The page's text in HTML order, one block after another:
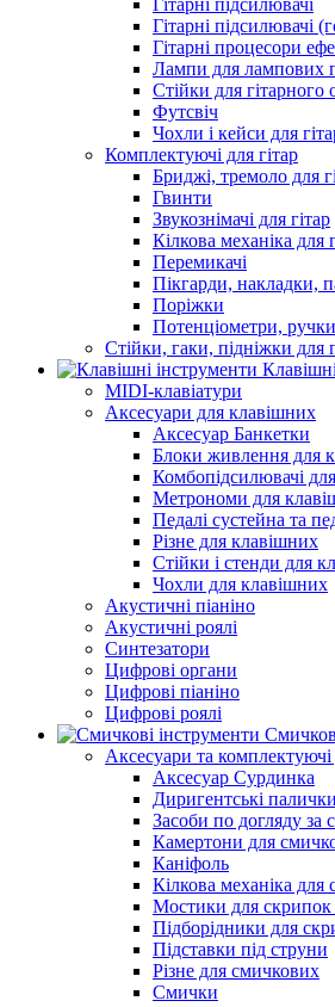
Гітарні підсилювачі
Гітарні підсилювачі
Гітарні процесори
Лампи для лампових
Стійки для гітарного
Футсвіч
Чохли і кейси для
Комплектуючі для гітар
Бриджі, тремоло для
Гвинти
Звукознімачі для гітар
Кілкова механіка для
Перемикачі
Пікгарди, накладки,
Поріжки
Потенціометри, ручки
Стійки, гаки, підніжки для
MIDI-клавіатури
Аксесуари для клавішних
Аксесуар Банкетки
Блоки живлення для
Комбопідсилювачі
Метрономи для
Педалі сустейна та
Різне для клавішних
Стійки і стенди для
Чохли для клавішних
Акустичні піаніно
Акустичні роялі
Синтезатори
Цифрові органи
Цифрові піаніно
Цифрові роялі
Аксесуари та
Аксесуар Сурдинка
Диригентські палички
Засоби по догляду за
Камертони для
Каніфоль
Кілкова механіка для
Мостики для скрипок
Підборiдники для
Підставки під струни
Різне для смичкових
Смички